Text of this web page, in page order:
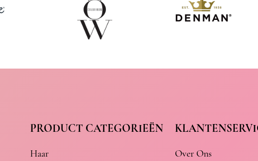
PRODUCT CATEGORIEËN
Haar Over Ons